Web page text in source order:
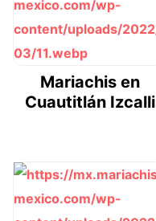
Mariachis en
Cuautitlán Izcalli